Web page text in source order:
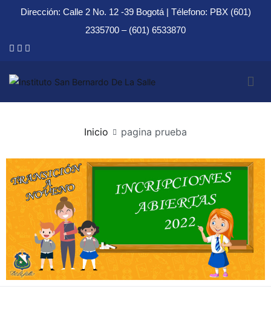
Dirección: Calle 2 No. 12 -39 Bogotá | Télefono: PBX (601)
2335700 – (601) 6533870
Inicio pagina prueba